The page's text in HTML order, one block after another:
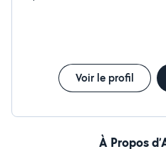
Voir le profil
À Propos